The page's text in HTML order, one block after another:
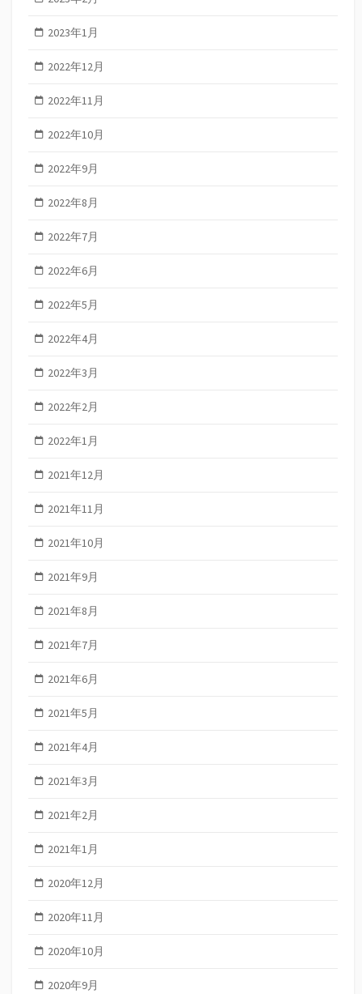
2023年1月
2022年12月
2022年11月
2022年10月
2022年9月
2022年8月
2022年7月
2022年6月
2022年5月
2022年4月
2022年3月
2022年2月
2022年1月
2021年12月
2021年11月
2021年10月
2021年9月
2021年8月
2021年7月
2021年6月
2021年5月
2021年4月
2021年3月
2021年2月
2021年1月
2020年12月
2020年11月
2020年10月
2020年9月